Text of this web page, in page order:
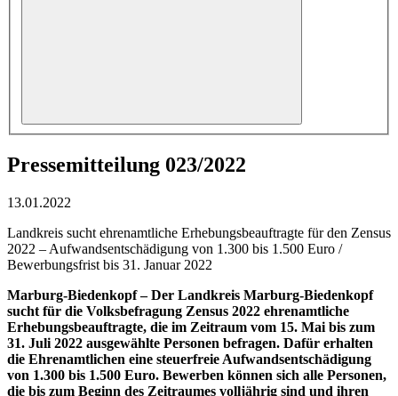
Pressemitteilung 023/2022
13.01.2022
Landkreis sucht ehrenamtliche Erhebungsbeauftragte für den Zensus
2022 – Aufwandsentschädigung von 1.300 bis 1.500 Euro /
Bewerbungsfrist bis 31. Januar 2022
Marburg-Biedenkopf – Der Landkreis Marburg-Biedenkopf
sucht für die Volksbefragung Zensus 2022 ehrenamtliche
Erhebungsbeauftragte, die im Zeitraum vom 15. Mai bis zum
31. Juli 2022 ausgewählte Personen befragen. Dafür erhalten
die Ehrenamtlichen eine steuerfreie Aufwandsentschädigung
von 1.300 bis 1.500 Euro. Bewerben können sich alle Personen,
die bis zum Beginn des Zeitraumes volljährig sind und ihren